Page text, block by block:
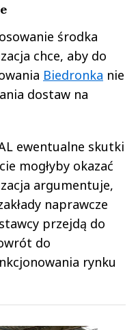
środka
chce, aby do
Biedronka nie
dostaw na
ewentualne skutki
mogłyby okazać
argumentuje,
naprawcze
przejdą do
do
rynku